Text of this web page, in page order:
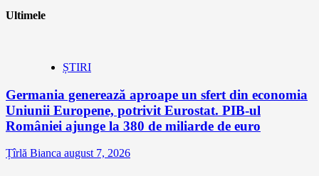
Ultimele
ȘTIRI
Germania generează aproape un sfert din economia
Uniunii Europene, potrivit Eurostat. PIB-ul
României ajunge la 380 de miliarde de euro
Țîrlă Bianca august 7, 2026